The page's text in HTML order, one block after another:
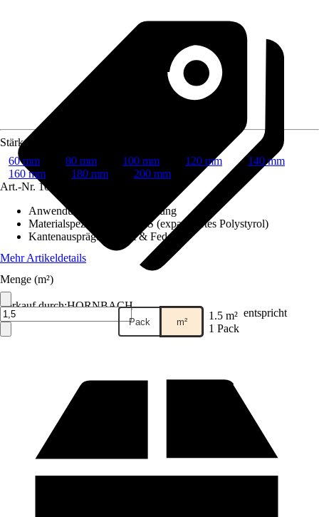
Verkauf durch:HORNBACH
Stärke
60 mm
80 mm 100 mm 120 mm
140 mm
160 mm
180 mm
200 mm
Art.-Nr. 10608454
Anwendung
Fassadendämmung
Materialspezifizierung
EPS (expandiertes Polystyrol)
Kantenausprägung
Nut & Feder
Mehr Artikeldetails
Menge (m²)
Pack m² 1.5 m² entspricht
1 Pack